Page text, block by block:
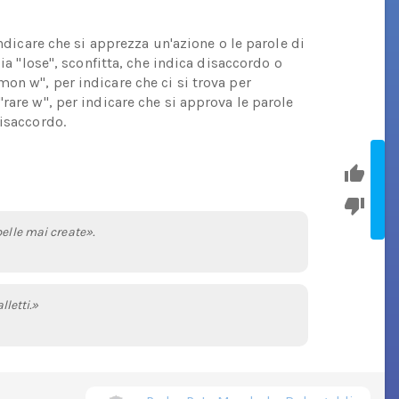
che si apprezza un'azione o le parole di
"lose", sconfitta, che indica disaccordo o
w", per indicare che ci si trova per
w", per indicare che si approva le parole
mai create».